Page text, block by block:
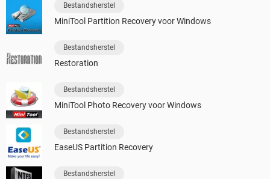
Bestandsherstel
MiniTool Partition Recovery voor Windows
Bestandsherstel
Restoration
Bestandsherstel
MiniTool Photo Recovery voor Windows
Bestandsherstel
EaseUS Partition Recovery
Bestandsherstel